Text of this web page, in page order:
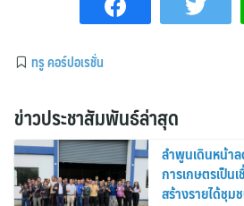
ทรู คอร์ปอเรชั่น
ข่าวประชาสัมพันธ์ล่าสุด
ลำพูนเดินหน้า
การเกษตรเป็น
สร้างรายได้ชุม